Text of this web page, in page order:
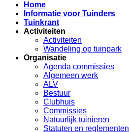
Home
Informatie voor Tuinders
Tuinkrant
Activiteiten
Activiteiten
Wandeling op tuinpark
Organisatie
Agenda commissies
Algemeen werk
ALV
Bestuur
Clubhuis
Commissies
Natuurlijk tuinieren
Statuten en reglementen